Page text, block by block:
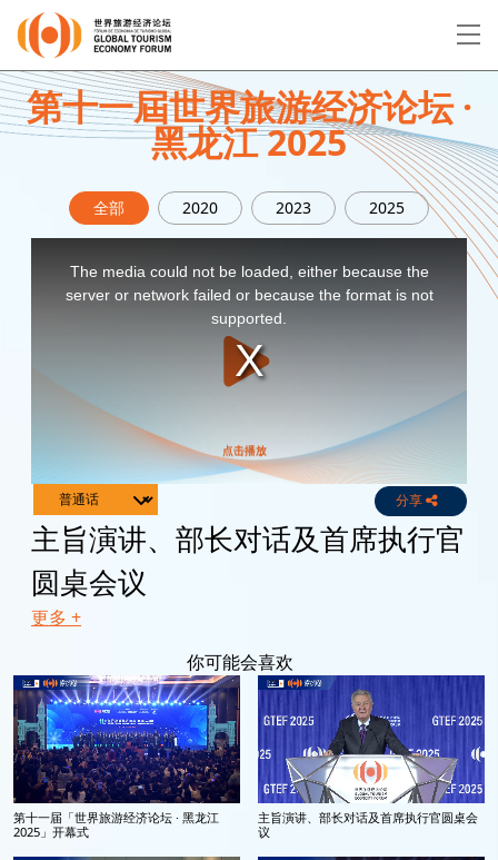
EN 繁 简
关于论坛
论坛议程
演讲者
第十一屆世界旅游经济论坛 ·
黑龙江 2025
全部 2020 2023 2025
The media could not be loaded, either because the
server or network failed or because the format is not
supported.
Channels 分享
主旨演讲、部长对话及首席执行官
圆桌会议
更多 +
你可能会喜欢
第十一届「世界旅游经济论坛 · 黑龙江
2025」开幕式
主旨演讲、部长对话及首席执行官圆桌会
议